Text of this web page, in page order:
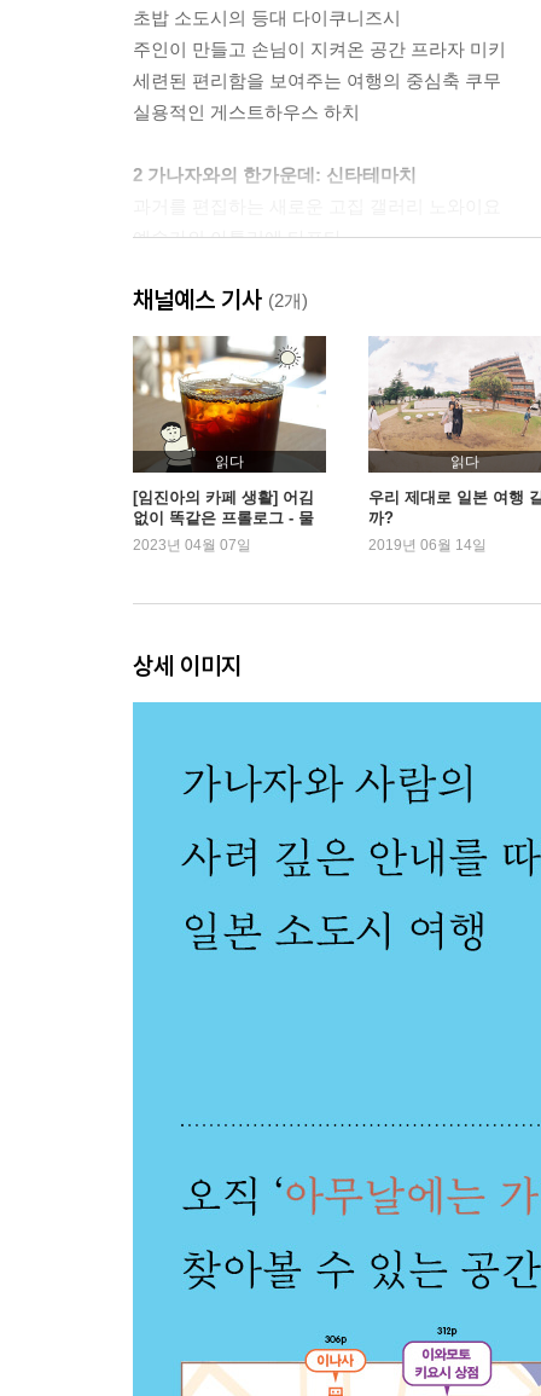
초밥 소도시의 등대 다이쿠니즈시
주인이 만들고 손님이 지켜온 공간 프라자 미키
세련된 편리함을 보여주는 여행의 중심축 쿠무
실용적인 게스트하우스 하치
2 가나자와의 한가운데: 신타테마치
예술가의 아틀리에 타프타
겹겹의 사물 벤리스 앤 잡
제품과 예술 사이 카피레프트
취향 좋은 어른의 다락방 팩토리 줌머/숍
모든 걸 멈추고 커피만 마십시다 원원오따
신타테마치의 종점 팔러코후쿠
3 가나자와의 인상
한계를 지우는 압도적인 장식 키쿠와 사유
오래 팔리는 물건을 팝니다 니구라무
누군가의 책이 잠깐 지내는 곳 오요요쇼린 세세라
한 곳만을 위해 가나자와에 다시 간다면 타와라
활기로 사람들을 지탱하는 주점 아카기
경치를 빌려 잠깐 쉽니다 루구
4 여행 밖 여행
가치에 동의한다면 누구든 이어갈 수 있습니다 호
5 가나자와의 예술
공간이 곧 사색이 되는 경험 스즈키 다이세쓰관
정원 밖을 보는 정원 겐로쿠엔
둥그렇게 헤매길 권합니다 가나자와 21세기 미술관
지금 공예가 움직이는 법 팩토리 줌머/갤러리
나를 닮은 칵테일을 마실 수 있는 곳 시라사기
채널예스 기사 (2개)
읽다
[임진아의 카페 생활] 어김
없이 똑같은 프롤로그 - 물
루
2023년 04월 07일
읽다
우리 제대로 일본 여행
까?
2019년 06월 14일
상세 이미지